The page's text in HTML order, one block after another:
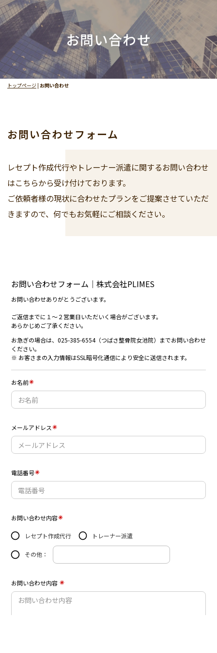
お問い合わせ
トップページ | お問い合わせ
お問い合わせフォーム
レセプト作成代行やトレーナー派遣に関するお問い合わせ
はこちらから受け付けております。
ご依頼者様の現状に合わせたプランをご提案させていただ
きますので、何でもお気軽にご相談ください。